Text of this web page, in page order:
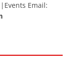
Email: